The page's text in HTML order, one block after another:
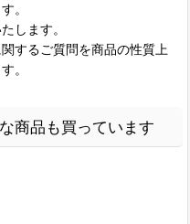
。
します。
するご質問を商品の性質上
。
商品も買っています